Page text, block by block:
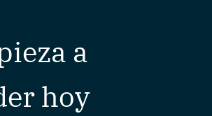
a
hoy